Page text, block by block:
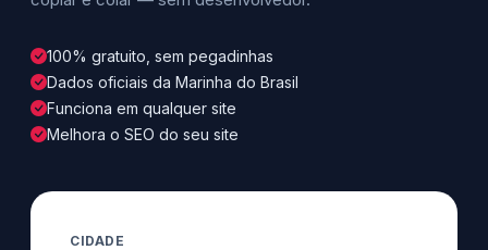
100% gratuito, sem pegadinhas
Dados oficiais da Marinha do Brasil
Funciona em qualquer site
Melhora o SEO do seu site
CIDADE